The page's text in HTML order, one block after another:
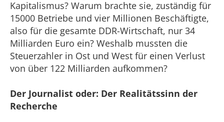
Kapitalismus? Warum brachte sie, zuständig für
15000 Betriebe und vier Millionen Beschäftigte,
also für die gesamte DDR-Wirtschaft, nur 34
Milliarden Euro ein? Weshalb mussten die
Steuerzahler in Ost und West für einen Verlust
von über 122 Milliarden aufkommen?
Der Journalist oder: Der Realitätssinn der
Recherche